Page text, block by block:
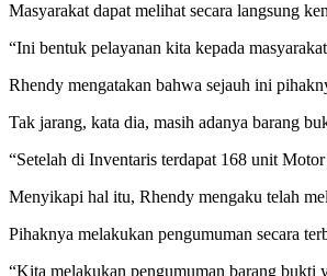
Masyarakat dapat melihat secara langsung
“Ini bentuk pelayanan kita kepada
Rhendy mengatakan bahwa sejauh ini
Tak jarang, kata dia, masih adanya barang
“Setelah di Inventaris terdapat 168 unit
Menyikapi hal itu, Rhendy mengaku telah
Pihaknya melakukan pengumuman secara
“Kita melakukan pengumuman barang bukti